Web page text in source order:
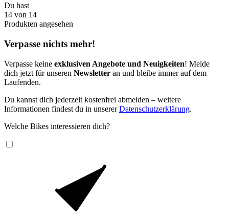
Du hast
14 von 14
Produkten angesehen
Verpasse nichts mehr!
Verpasse keine exklusiven Angebote und Neuigkeiten! Melde
dich jetzt für unseren Newsletter an und bleibe immer auf dem
Laufenden.
Du kannst dich jederzeit kostenfrei abmelden – weitere
Informationen findest du in unsererDatenschutzerklärung.
Welche Bikes interessieren dich?